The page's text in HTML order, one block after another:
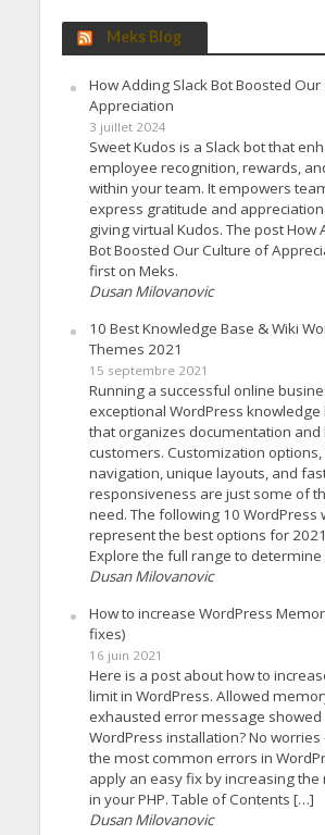
Meks Blog
How Adding Slack Bot Boosted
Appreciation
3 juillet 2024
Sweet Kudos is a Slack bot that
employee recognition, rewards,
within your team. It empowers
express gratitude and
giving virtual Kudos. The post How
Bot Boosted Our Culture of
first on Meks.
Dusan Milovanovic
10 Best Knowledge Base & Wiki
Themes 2021
15 septembre 2021
Running a successful online
exceptional WordPress
that organizes documentation and
customers. Customization options,
navigation, unique layouts, and
responsiveness are just some of
need. The following 10 WordPress
represent the best options for
Explore the full range to
Dusan Milovanovic
How to increase WordPress
fixes)
16 juin 2021
Here is a post about how to
limit in WordPress. Allowed
exhausted error message showed
WordPress installation? No worries
the most common errors in
apply an easy fix by increasing
in your PHP. Table of Contents […]
Dusan Milovanovic